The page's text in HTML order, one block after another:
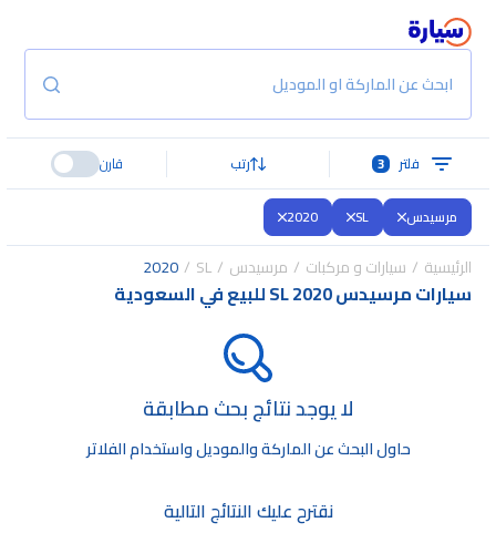
ابحث عن الماركة او الموديل
فلتر 3 رتب قارن
مرسيدس SL
2020
الرئيسية سيارات و مركبات مرسيدس SL
2020
سيارات مرسيدس SL 2020 للبيع في السعودية
لا يوجد نتائج بحث مطابقة
حاول البحث عن الماركة والموديل واستخدام الفلاتر
نقترح عليك النتائج التالية